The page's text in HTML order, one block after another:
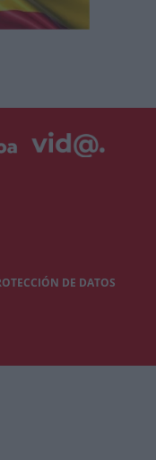
DE DATOS